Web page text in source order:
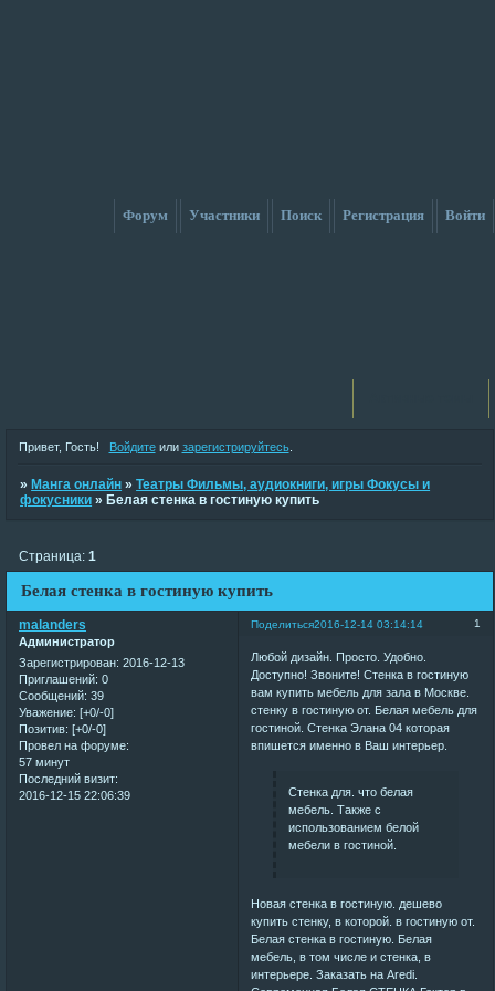
Форум Участники Поиск Регистрация Войти
Привет, Гость! Войдитеили зарегистрируйтесь.
»Манга онлайн »Театры Фильмы, аудиокниги, игры Фокусы и
фокусники »Белая стенка в гостиную купить
Белая стенка в гостиную купить
Страница:1
Поделиться 1
2016-12-14 03:14:14
malanders
Администратор
Зарегистрирован: 2016-12-13
Приглашений: 0
Сообщений: 39
Уважение: [+0/-0]
Позитив: [+0/-0]
Провел на форуме:
57 минут
Последний визит:
2016-12-15 22:06:39
Любой дизайн. Просто. Удобно.
Доступно! Звоните! Стенка в гостиную
вам купить мебель для зала в Москве.
стенку в гостиную от. Белая мебель для
гостиной. Стенка Элана 04 которая
впишется именно в Ваш интерьер.
Стенка для. что белая
мебель. Также с
использованием белой
мебели в гостиной.
Новая стенка в гостиную. дешево
купить стенку, в которой. в гостиную от.
Белая стенка в гостиную. Белая
мебель, в том числе и стенка, в
интерьере. Заказать на Aredi.